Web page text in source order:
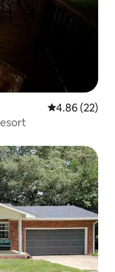
Penarafan
4.86 (22)